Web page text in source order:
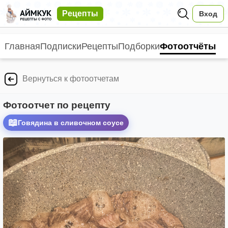
Рецепты Вход
ГлавнаяПодпискиРецептыПодборкиФотоотчёты
Вернуться к фотоотчетам
Фотоотчет по рецепту
📖Говядина в сливочном соусе